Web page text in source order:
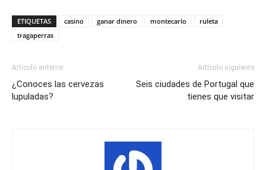
ETIQUETAS casino ganar dinero montecarlo
ruleta
tragaperras
Artículo anterior
¿Conoces las cervezas
lupuladas?
Artículo siguiente
Seis ciudades de Portugal que
tienes que visitar